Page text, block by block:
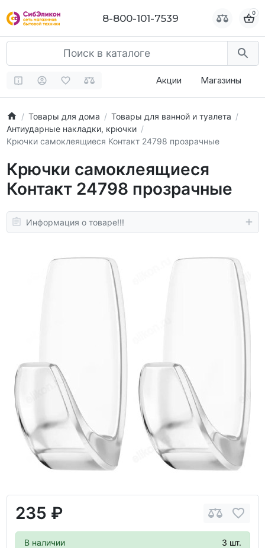
8-800-101-7539 0
Акции Магазины
Товары для дома
Товары для ванной и туалета
Антиударные накладки, крючки
Крючки самоклеящиеся Контакт 24798 прозрачные
Крючки самоклеящиеся
Контакт 24798 прозрачные
Информация о товаре!!!
235 ₽
В наличии 3 шт.
8-800-101-7539 0